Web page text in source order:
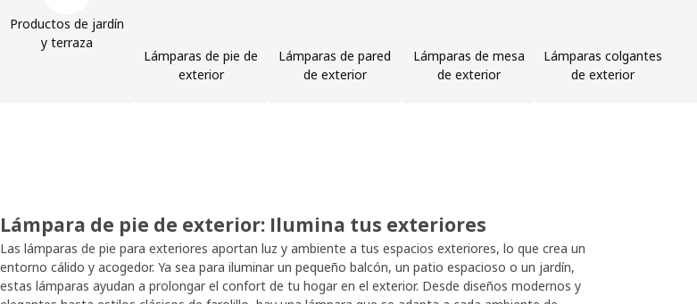
Productos de jardín
y terraza
Lámparas de pie de
exterior
Lámparas de pared
de exterior
Lámparas de mesa
de exterior
Lámparas colgantes
de exterior
Lámpara de pie de exterior: Ilumina tus exteriores
Las lámparas de pie para exteriores aportan luz y ambiente a tus espacios exteriores, lo que crea un
entorno cálido y acogedor. Ya sea para iluminar un pequeño balcón, un patio espacioso o un jardín,
estas lámparas ayudan a prolongar el confort de tu hogar en el exterior. Desde diseños modernos y